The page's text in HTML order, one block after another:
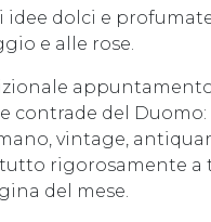
idee dolci e
e alle rose.
contrade del Duomo:
vintage,
rigorosamente a
del mese.